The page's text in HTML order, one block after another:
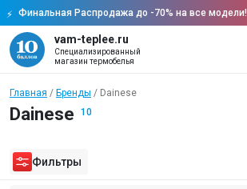
Финальная Распродажа до -70% на все модели!
vam-teplee.ru
Специализированный
магазин термобелья
Главная Бренды Dainese
Dainese 10
Фильтры